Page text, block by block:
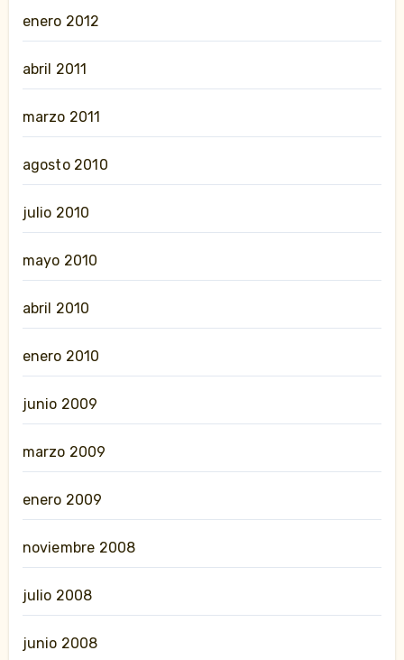
enero 2012
abril 2011
marzo 2011
agosto 2010
julio 2010
mayo 2010
abril 2010
enero 2010
junio 2009
marzo 2009
enero 2009
noviembre 2008
julio 2008
junio 2008